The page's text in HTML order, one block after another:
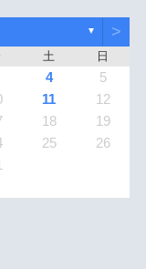
▼ >
土 日
4
5
11
12
18
19
25
26